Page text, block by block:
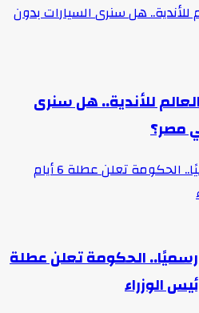
هل سنرى السيارات بدون
للأندية.. هل سنرى
مصر؟
إجازة عيد الأضحى 2026 رسميًا.. الحكومة تعلن عطلة 6 أيام
عيد الأضحى 2026 رسميًا.. الحكومة تعلن عطلة